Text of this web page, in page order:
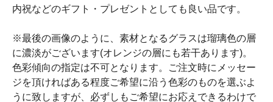
内祝などのギフト・プレゼントとしても良い品です。
※最後の画像のように、素材となるグラスは瑠璃色の層
に濃淡がございます(オレンジの層にも若干あります)。
色彩傾向の指定は不可となります。ご注文時にメッセー
ジを頂ければある程度ご希望に沿う色彩のものを選ぶよ
うに致しますが、必ずしもご希望にお応えできるわけで